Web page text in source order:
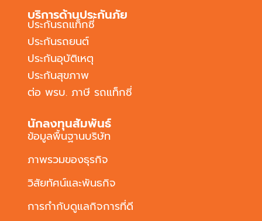
บริการด้านประกันภัย
ประกันรถแท็กซี่
ประกันรถยนต์
ประกันอุบัติเหตุ
ประกันสุขภาพ
ต่อ พรบ. ภาษี รถแท็กซี่
นักลงทุนสัมพันธ์
ข้อมูลพื้นฐานบริษัท
ภาพรวมของธุรกิจ
วิสัยทัศน์และพันธกิจ
การกำกับดูแลกิจการที่ดี